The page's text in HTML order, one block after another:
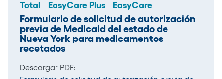
Total EasyCare Plus EasyCare
Formulario de solicitud de autorización
previa de Medicaid del estado de
Nueva York para medicamentos
recetados
Descargar PDF: